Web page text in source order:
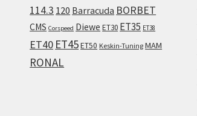
114.3 120 Barracuda BORBET
CMS Corspeed Diewe ET30 ET35 ET38
ET40 ET45ET50 Keskin-Tuning MAM
RONAL